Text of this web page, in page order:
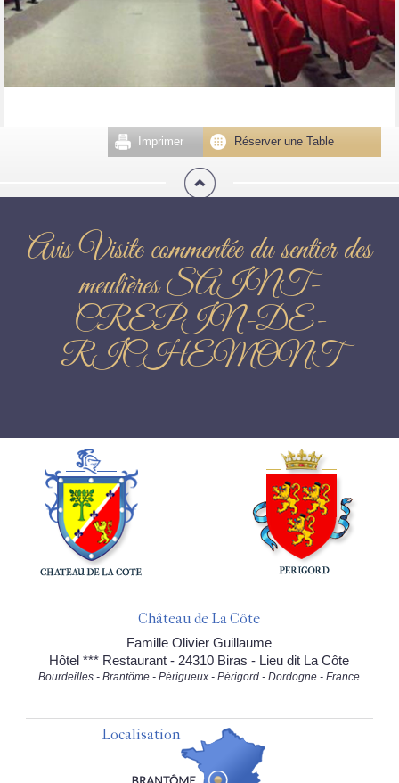
Réserver une Table
Imprimer
Avis Visite commentée du sentier des
meulières SAINT-
CREPIN-DE-
RICHEMONT
Château de La Côte
Famille Olivier Guillaume
Hôtel *** Restaurant - 24310 Biras - Lieu dit La Côte
Bourdeilles - Brantôme - Périgueux - Périgord - Dordogne - France
Localisation